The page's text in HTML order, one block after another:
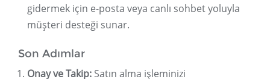
gidermek için e-posta veya canlı sohbet yoluyla
müşteri desteği sunar.
Son Adımlar
Onay ve Takip: Satın alma işleminizi